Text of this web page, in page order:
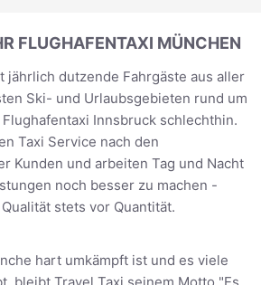
FLUGHAFENTAXI MÜNCHEN
jährlich dutzende Fahrgäste aus aller
Ski- und Urlaubsgebieten rund um
Innsbruck schlechthin.
Taxi Service nach den
Kunden und arbeiten Tag und Nacht
noch besser zu machen -
stets vor Quantität.
hart umkämpft ist und es viele